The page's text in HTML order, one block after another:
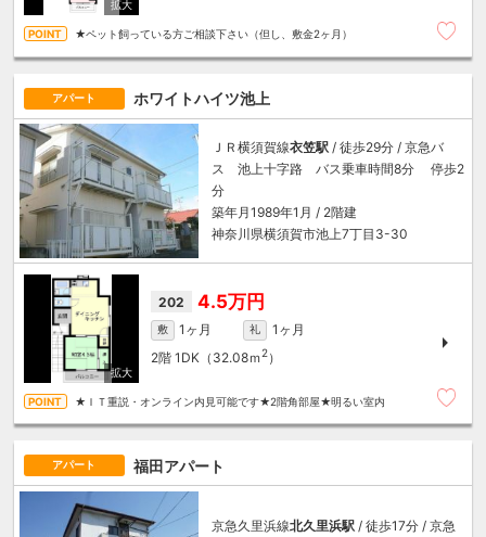
★ペット飼っている方ご相談下さい（但し、敷金2ヶ月）
アパート ホワイトハイツ池上
ＪＲ横須賀線衣笠駅 / 徒歩29分 / 京急バ
ス 池上十字路 バス乗車時間8分 停歩2
分
築年月1989年1月 / 2階建
神奈川県横須賀市池上7丁目3-30
202 4.5万円
敷 1ヶ月 礼
1ヶ月
2階 1DK（32.08ｍ 2）
★ＩＴ重説・オンライン内見可能です★2階角部屋★明るい室内
アパート 福田アパート
京急久里浜線北久里浜駅 / 徒歩17分 / 京急